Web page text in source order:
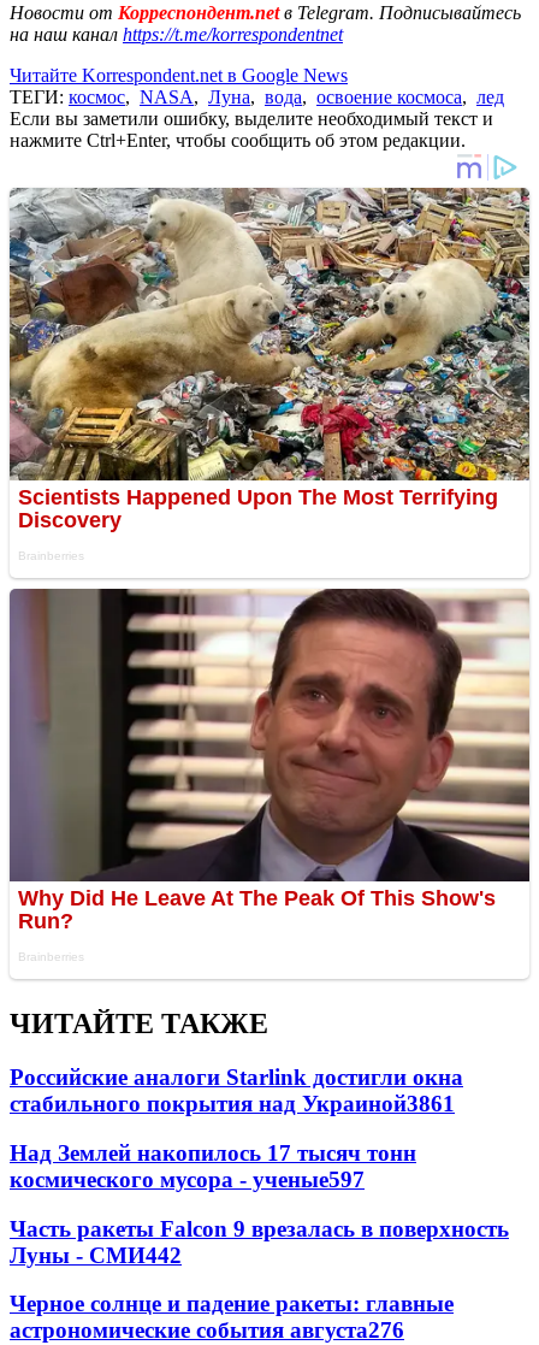
Новости от Корреспондент.netв Telegram. Подписывайтесь
на наш канал https://t.me/korrespondentnet
Читайте Korrespondent.net в Google News
ТЕГИ: космос, NASA, Луна, вода, освоение космоса, лед
Если вы заметили ошибку, выделите необходимый текст и
нажмите Ctrl+Enter, чтобы сообщить об этом редакции.
ЧИТАЙТЕ ТАКЖЕ
Российские аналоги Starlink достигли окна
стабильного покрытия над Украиной3861
Над Землей накопилось 17 тысяч тонн
космического мусора - ученые597
Часть ракеты Falcon 9 врезалась в поверхность
Луны - СМИ442
Черное солнце и падение ракеты: главные
астрономические события августа276